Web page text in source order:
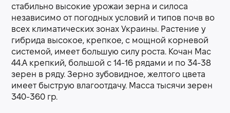
стабильно высокие урожаи зерна и силоса
независимо от погодных условий и типов почв во
всех климатических зонах Украины. Растение у
гибрида высокое, крепкое, с мощной корневой
системой, имеет большую силу роста. Кочан Мас
44.А крепкий, большой с 14-16 рядами и по 34-38
зерен в ряду. Зерно зубовидное, желтого цвета
имеет быструю влагоотдачу. Масса тысячи зерен
340-360 гр.